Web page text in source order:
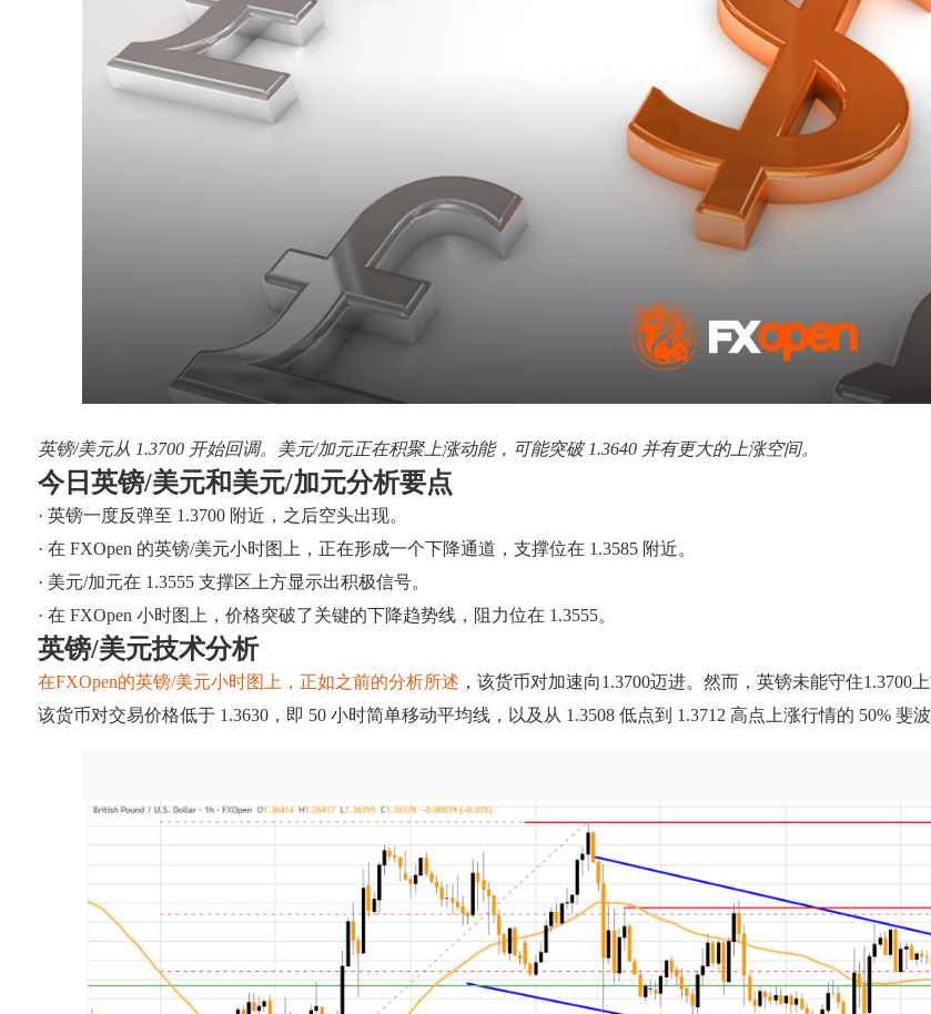
英镑/美元从 1.3700 开始回调。美元/加元正在积聚上涨动能，可能突破 1.3640 并有更大的上涨空间。
今日英镑/美元和美元/加元分析要点
· 英镑一度反弹至 1.3700 附近，之后空头出现。
· 在 FXOpen 的英镑/美元小时图上，正在形成一个下降通道，支撑位在 1.3585 附近。
· 美元/加元在 1.3555 支撑区上方显示出积极信号。
· 在 FXOpen 小时图上，价格突破了关键的下降趋势线，阻力位在 1.3555。
英镑/美元技术分析
在FXOpen的英镑/美元小时图上，正如之前的分析所述 ，该货币对加速向1.3700迈进。然而，英镑未能守住1.3700
该货币对交易价格低于 1.3630，即 50 小时简单移动平均线，以及从 1.3508 低点到 1.3712 高点上涨行情的 50% 斐波